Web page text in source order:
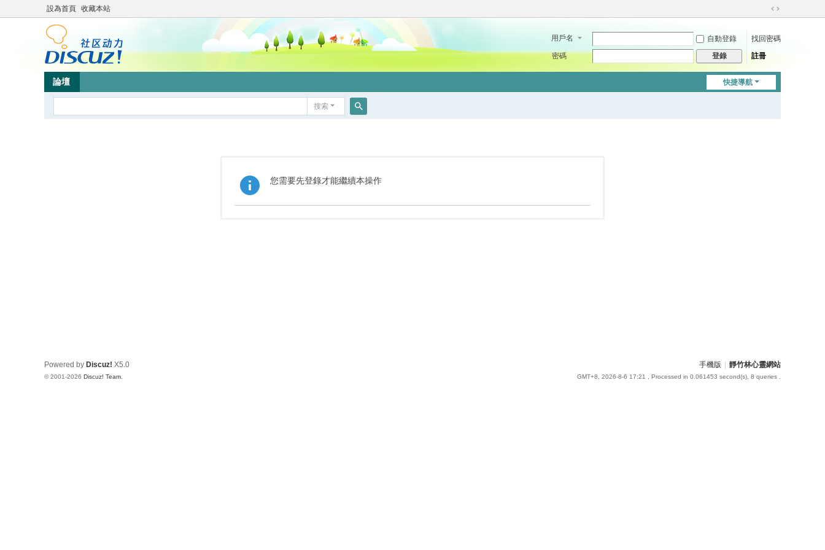
設為首頁 收藏本站
切
到
用戶名 自動登錄
找回密碼
密碼
登錄 註冊
快捷導航
論壇
搜索
您需要先登錄才能繼續本操作
手機版 靜竹林心靈網站
GMT+8, 2026-8-6 17:21 , Processed in 0.061453 second(s), 8 queries .
Powered by Discuz! X5.0
© 2001-2026 Discuz! Team